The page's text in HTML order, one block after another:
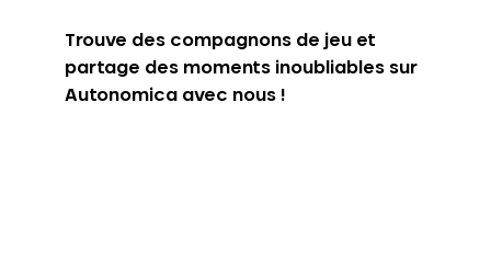
Trouve des compagnons de jeu et
partage des moments inoubliables sur
Autonomica avec nous !